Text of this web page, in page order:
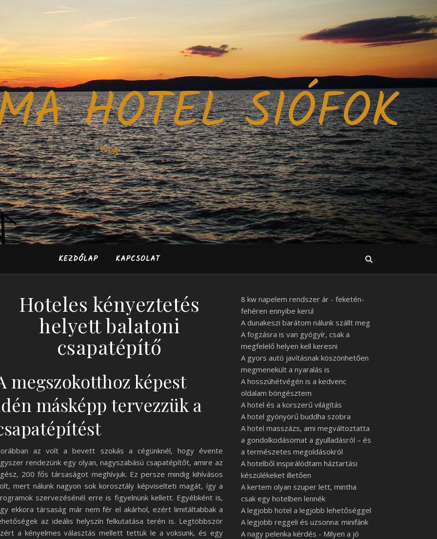
HOTEL SIÓFOK
Blog
KEZDŐLAP KAPCSOLAT
Hoteles kényeztetés
helyett balatoni
csapatépítő
megszokotthoz képest
másképp tervezzük a
az volt a bevett szokás a cégünknél, hogy évente
rendezünk egy olyan, nagyszabású csapatépítőt, amire az
200 fős társaságot meghívjuk. Ez persze mindig kihívásos
mert nálunk nagyon sok korosztály képviselteti magát, így a
szervezésénél erre is figyelnünk kellett. Egyébként is,
ekkora társaság már nem fér el akárhol, ezért limitáltabbak a
az ideális helyszín felkutatása terén is. Legtöbbször
a kényelmes választás mellett tettük le a voksunk, és egy
8 kw napelem rendszer ár - feketén-
fehéren ennyibe kerül
A dunakeszi barátom nálunk szállt meg
A fogzásra is van gyógyír, csak a
megfelelő helyen kell keresni
A gyors autó javításnak köszönhetően
megmenekült a nyaralás is
A hosszúhétvégén is a kedvenc
oldalam böngésztem
A hotel és a korszerű világítás
A hotel gyönyörű buddha szobra
A hotel masszázs, ami megváltoztatta
a gondolkodásomat a gyulladásról – és
a természetes megoldásokról
A hotelből inspirálódtam háztartási
készülékeket illetően
A kertem olyan szuper lett, mintha
csak egy hotelben lennék
A legjobb hotel a legjobb lehetőséggel
A legjobb reggeli és uzsonna: minifánk
A nagy pelenka kérdés - Milyen a jó